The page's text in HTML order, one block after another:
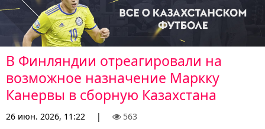
В Финляндии отреагировали на
возможное назначение Маркку
Канервы в сборную Казахстана
26 июн. 2026, 11:22 | 563